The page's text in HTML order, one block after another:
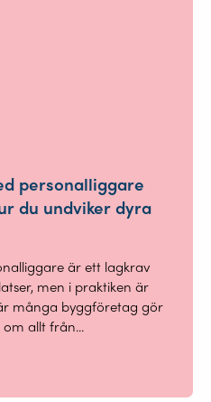
personalliggare
du undviker dyra
är ett lagkrav
men i praktiken är
många byggföretag gör
allt från...